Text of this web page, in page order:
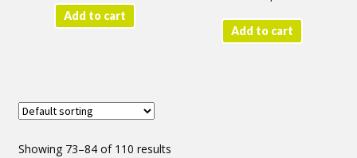
Add to cart
Add to cart
Showing 73–84 of 110 results